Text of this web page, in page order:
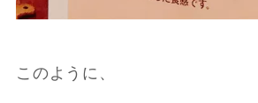
このように、